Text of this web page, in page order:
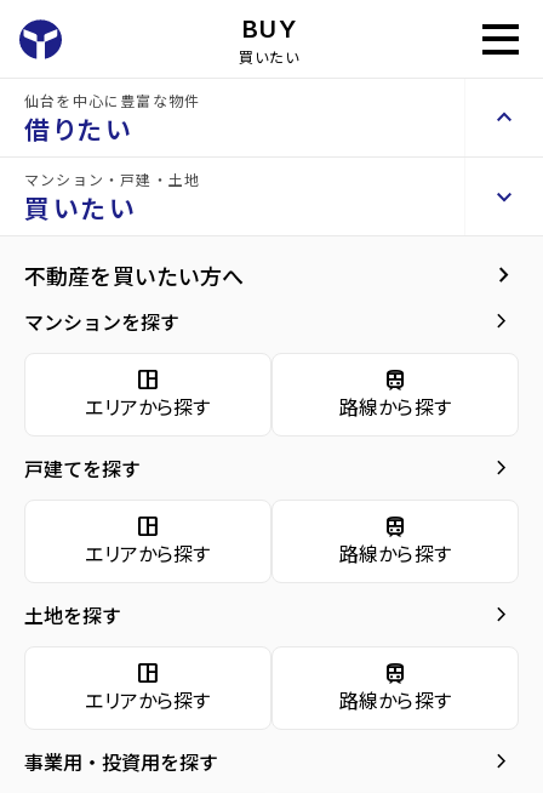
BUY
買いたい
仙台を中心に豊富な物件
借りたい keyboard_arrow_up
賃貸検索（居住用） keyboard_arrow_right
エリアから探す
賃貸検索（テナント・事業用）
エリアから探す 路線から探す
物件 keyboard_arrow_right
閲覧履歴
社宅をお探しの方へ keyboard_arrow_right
マンション・戸建・土地
買いたい keyboard_arrow_up
不動産を買いたい方へ keyboard_arrow_right
マンションを探す keyboard_arrow_right
space_dashboard
エリアから探す
train
路線から探す
戸建てを探す keyboard_arrow_right
space_dashboard
エリアから探す
train
路線から探す
土地を探す keyboard_arrow_right
space_dashboard
エリアから探す
train
路線から探す
事業用・投資用を探す keyboard_arrow_right
中古戸建 セキュレア長命ケ丘 23号棟
keyboard_arrow_rightお問い合わせ
詳細情報
セキュレア長命ケ丘 23号棟
4,750 万円
種別／構造 中古戸建／木造
アクセス
仙台市地下鉄南北線/八乙女駅 宮城交通バス
ら徒歩4分
location_on グーグルマップでみる